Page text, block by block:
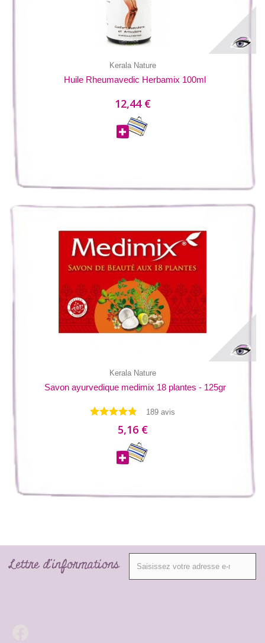
Kerala Nature
Huile Rheumavedic Herbamix 100ml
12,44 €
Kerala Nature
Savon ayurvedique medimix 18 plantes - 125gr
189 avis
5,16 €
Lettre d'informations